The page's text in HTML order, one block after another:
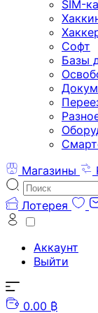
SIM-
Софт
Базы
Магазины
Лотерея
Аккаунт
Выйти
0.00 ₿